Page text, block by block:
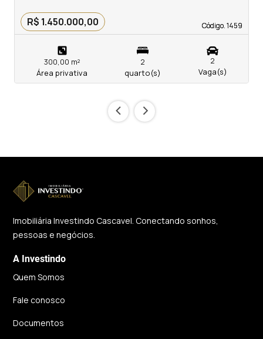
Código. 1459
Código. 1459
R$ 1.450.000,00
300,00 m²
Área privativa
2
quarto(s)
2
Vaga(s)
‹ ›
Imobiliária Investindo Cascavel. Conectando sonhos,
pessoas e negócios.
A Investindo
Quem Somos
Fale conosco
Documentos